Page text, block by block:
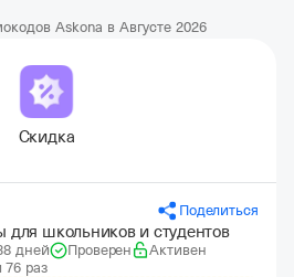
Askona в Августе 2026
Скидка
Поделиться
для школьников и студентов
дней Проверен
Активен
раз